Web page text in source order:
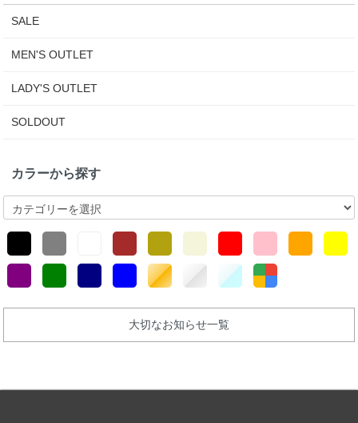
SALE
MEN'S OUTLET
LADY'S OUTLET
SOLDOUT
カラーから探す
大切なお知らせ一覧